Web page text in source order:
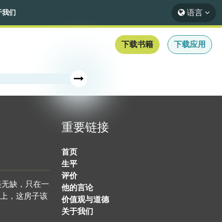
我们 语言
下载书籍 下载应用
缺，只在一
，这房子该
重要链接
首页
生平
评价
他的言论
价值观与道德
关于我们